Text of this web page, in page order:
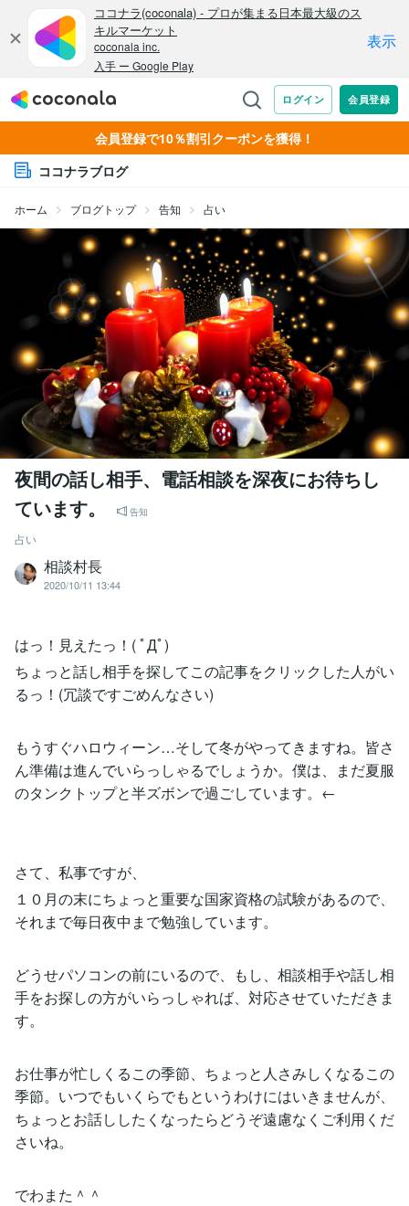
会員登録で10％割引クーポンを獲得！
ココナラブログ
ホーム ブログトップ 告知 占い
夜間の話し相手、電話相談を深夜にお待ちし
ています。
告知
占い
相談村長
2020/10/11 13:44
はっ！見えたっ！( ﾟДﾟ)
ちょっと話し相手を探してこの記事をクリックした人がい
るっ！(冗談ですごめんなさい)
もうすぐハロウィーン…そして冬がやってきますね。皆さ
ん準備は進んでいらっしゃるでしょうか。僕は、まだ夏服
のタンクトップと半ズボンで過ごしています。←
さて、私事ですが、
１０月の末にちょっと重要な国家資格の試験があるので、
それまで毎日夜中まで勉強しています。
どうせパソコンの前にいるので、もし、相談相手や話し相
手をお探しの方がいらっしゃれば、対応させていただきま
す。
お仕事が忙しくるこの季節、ちょっと人さみしくなるこの
季節。いつでもいくらでもというわけにはいきませんが、
ちょっとお話ししたくなったらどうぞ遠慮なくご利用くだ
さいね。
でわまた＾＾